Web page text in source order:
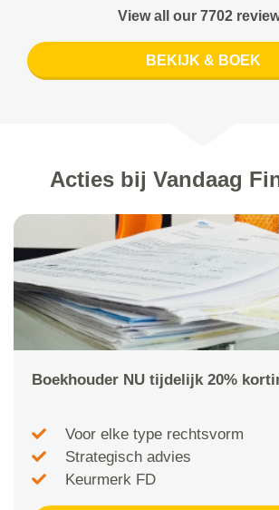
View all our 7702
BEKIJK & BOEK
Acties bij Vandaag
Boekhouder NU tijdelijk 20%
Voor elke type rechtsvorm
Strategisch advies
Keurmerk FD